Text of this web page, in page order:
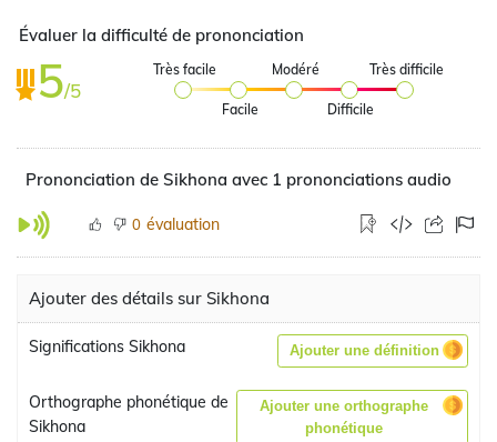
Évaluer la difficulté de prononciation
5/5
Très facile
Facile
Modéré
Difficile
Très difficile
Prononciation de Sikhona avec 1 prononciations audio
0 évaluation
Ajouter des détails sur Sikhona
Significations Sikhona Ajouter une définition
Orthographe phonétique de
Sikhona
Ajouter une orthographe
phonétique